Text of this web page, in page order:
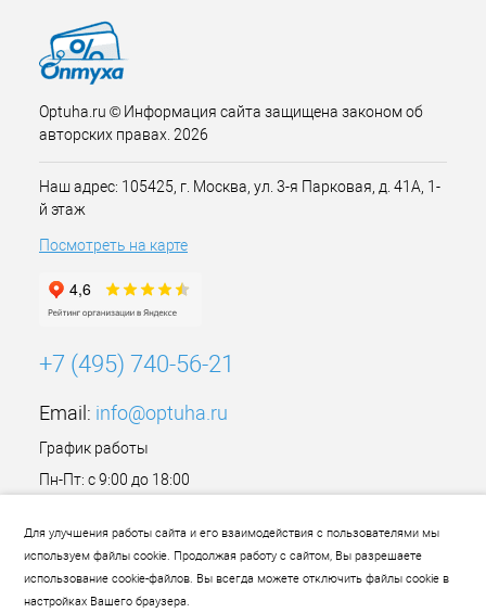
Для улучшения работы сайта и его взаимодействия с пользователями мы
используем файлы cookie. Продолжая работу с сайтом, Вы разрешаете
использование cookie-файлов. Вы всегда можете отключить файлы cookie в
настройках Вашего браузера.
Optuha.ru © Информация сайта защищена законом об
авторских правах. 2026
Наш адрес: 105425, г. Москва, ул. 3-я Парковая, д. 41А, 1-
й этаж
Посмотреть на карте
+7 (495) 740-56-21
Email: info@optuha.ru
График работы
Пн-Пт: с 9:00 до 18:00